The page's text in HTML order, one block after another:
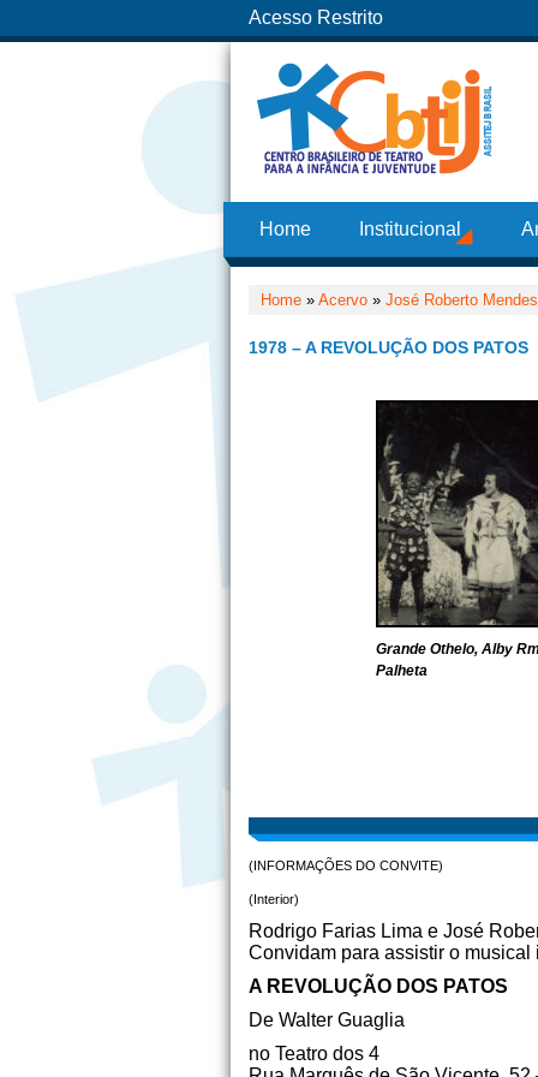
Acesso Restrito
Home Institucional
Home » Acervo » José Roberto Mendes
1978 – A REVOLUÇÃO DOS PATOS
Grande Othelo, Alby
Palheta
(INFORMAÇÕES DO CONVITE)
(Interior)
Rodrigo Farias Lima e José
Convidam para assistir o musical
A REVOLUÇÃO DOS PATOS
De Walter Guaglia
no Teatro dos 4